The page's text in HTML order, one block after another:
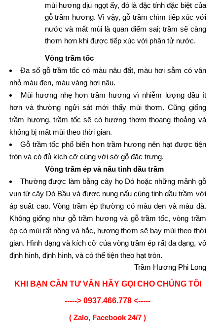
mùi hương dịu ngọt ấy, đó là đặc tính đặc biệt của
gỗ trầm hương. Vì vậy, gỗ trầm chìm tiếp xúc với
nước và mất mùi là quan điểm sai; trầm sẽ càng
thơm hơn khi được tiếp xúc với phân tử nước.
Vòng trầm tốc
Đa số gỗ trầm tốc có màu nâu đất, màu hơi sẫm có vân
nhỏ màu đen, màu vàng hơi nâu.
Mùi hương nhẹ hơn trầm hương vì nhiễm lượng dầu ít
hơn và thường ngửi sát mới thấy mùi thơm. Cũng giống
trầm hương, trầm tốc sẽ có hương thơm thoang thoảng và
không bị mất mùi theo thời gian.
Gỗ trầm tốc phổ biến hơn trầm hương nên hạt được tiện
tròn và có đủ kích cỡ cùng với sớ gỗ đặc trưng.
Vòng trầm ép và nấu tinh dầu trầm
Thường được làm bằng cây họ Dó hoặc những mảnh gỗ
vụn từ cây Dó Bầu và được nung nấu cùng tinh dầu trầm với
áp suất cao. Vòng trầm ép thường có màu đen và màu đà.
Không giống như gỗ trầm hương và gỗ trầm tốc, vòng trầm
ép có mùi rất nồng và hắc, hương thơm sẽ bay mùi theo thời
gian. Hình dạng và kích cỡ của vòng trầm ép rất đa dạng, vô
định hình, định hình, và có thể tiện theo hạt tròn.
Trầm Hương Phi Long
KHI BẠN CẦN TƯ VẤN HÃY GỌI CHO CHÚNG TÔI
-----> 0937.466.778 <-----
( Zalo, Facebook 24/7 )